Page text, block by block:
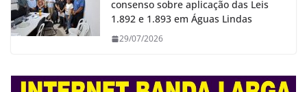
consenso sobre aplicação das Leis
1.892 e 1.893 em Águas Lindas
29/07/2026